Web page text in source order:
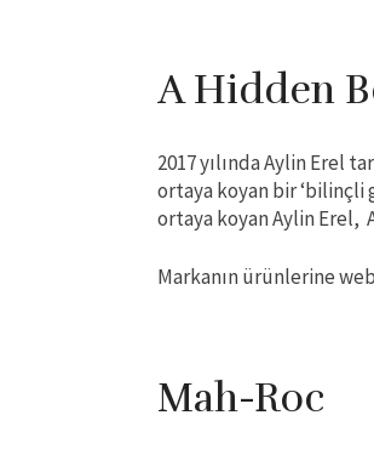
A Hidden
2017 yılında Aylin Erel
ortaya koyan bir ‘bilinçli
ortaya koyan Aylin Erel,
Markanın ürünlerine
Mah-Roc